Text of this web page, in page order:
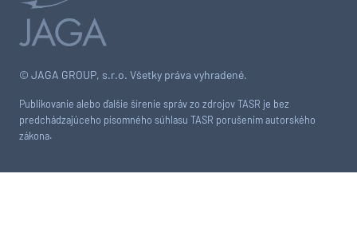
© JAGA GROUP, s.r.o. Všetky práva vyhradené.
Publikovanie alebo ďalšie šírenie správ zo zdrojov TASR je bez
predchádzajúceho písomného súhlasu TASR porušením autorského
zákona.